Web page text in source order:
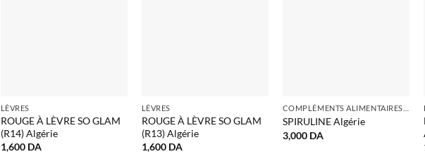
LÈVRES
ROUGE À LÈVRE SO GLAM
(R14) Algérie
1,600 DA
LÈVRES
ROUGE À LÈVRE SO GLAM
(R13) Algérie
1,600 DA
SPIRULINE Algérie
3,000 DA